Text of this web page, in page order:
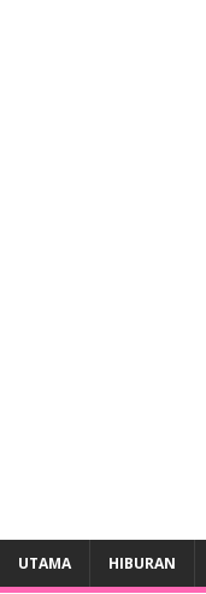
UTAMA HIBURAN